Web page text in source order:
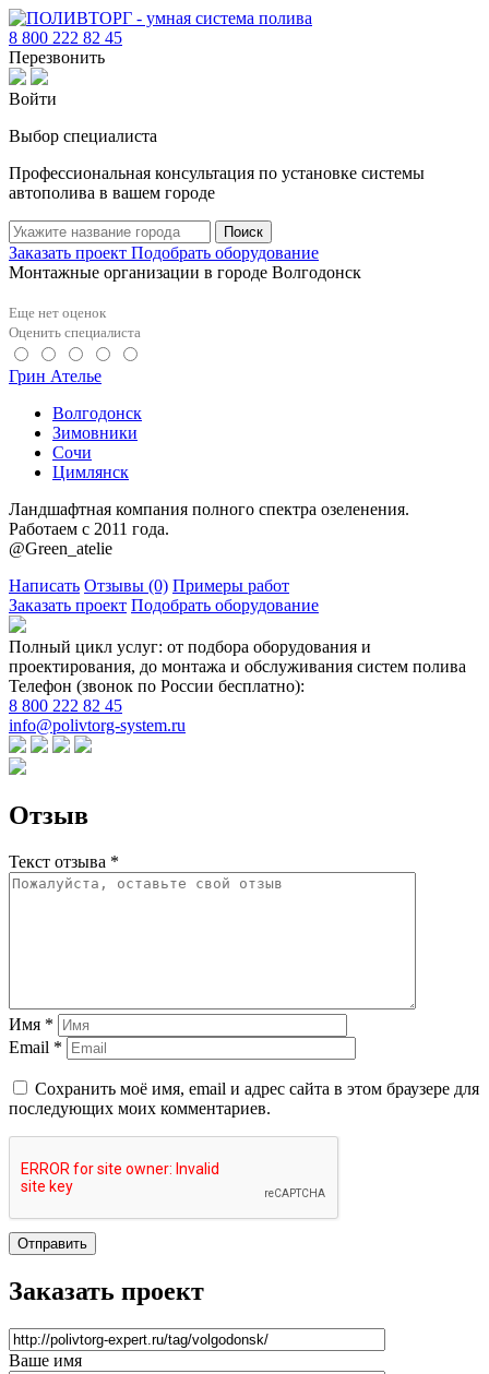
8 800 222 82 45
Перезвонить
Войти
Выбор специалиста
Профессиональная консультация по установке системы
автополива в вашем городе
Поиск
Заказать проект Подобрать оборудование
Монтажные организации в городе Волгодонск
Еще нет оценок
Оценить специалиста
Грин Ателье
Волгодонск
Зимовники
Сочи
Цимлянск
Ландшафтная компания полного спектра озеленения.
Работаем с 2011 года.
@Green_atelie
Написать Отзывы (0) Примеры работ
Заказать проект Подобрать оборудование
Полный цикл услуг: от подбора оборудования и
проектирования, до монтажа и обслуживания систем полива
Телефон (звонок по России бесплатно):
8 800 222 82 45
info@polivtorg-system.ru
Отзыв
Текст отзыва *
Имя *
Email *
Сохранить моё имя, email и адрес сайта в этом браузере для
последующих моих комментариев.
Отправить
Заказать проект
Ваше имя